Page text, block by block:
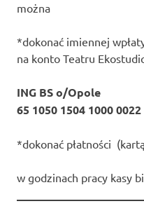
można
*dokonać imiennej
na konto Teatru
ING BS o/Opole
65 1050 1504 1000
*dokonać płatności
w godzinach pracy kasy